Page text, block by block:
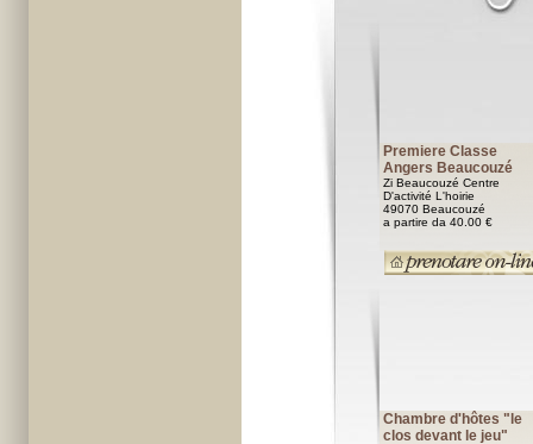
Premiere Classe
Angers Beaucouzé
Zi Beaucouzé Centre
D'activité L'hoirie
49070 Beaucouzé
a partire da 40.00 €
Chambre d'hôtes "le
clos devant le jeu"